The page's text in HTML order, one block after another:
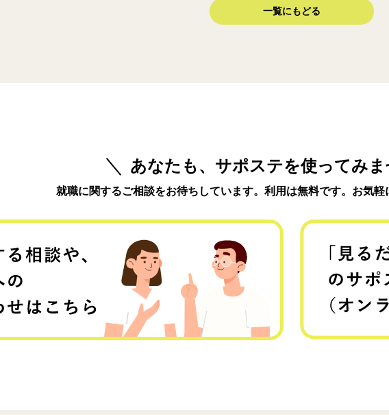
一覧にもどる
あなたも、サポステを使ってみま
就職に関するご相談をお待ちしています。利用は無料です。お気軽